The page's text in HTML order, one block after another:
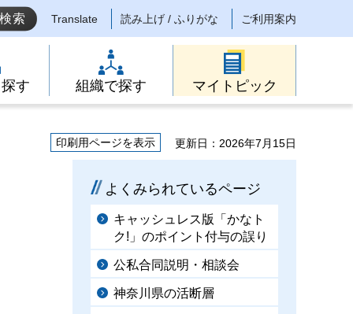
Translate 読み上げ / ふりがな ご利用案内
す 組織で探す マイトピック
印刷用ページを表示 更新日：2026年7月15日
よくみられているページ
キャッシュレス版「かなト
ク!」のポイント付与の誤り
公私合同説明・相談会
神奈川県の活断層